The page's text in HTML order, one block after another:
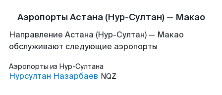
Аэропорты Астана (Нур-Султан) — Макао
Направление Астана (Нур-Султан) — Макао
обслуживают следующие аэропорты
Аэропорты из Нур-Султана
Нурсултан Назарбаев NQZ